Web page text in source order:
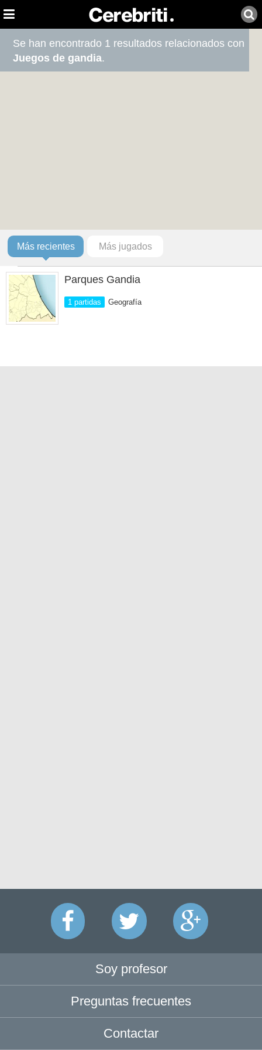
Se han encontrado 1 resultados relacionados con
Juegos de gandia.
Más recientes Más jugados
Parques Gandia
1 partidas Geografía
Soy profesor
Preguntas frecuentes
Contactar